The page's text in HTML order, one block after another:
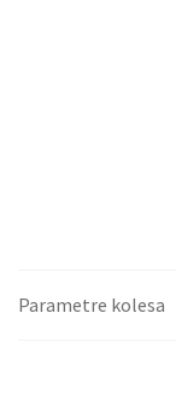
Parametre kolesa